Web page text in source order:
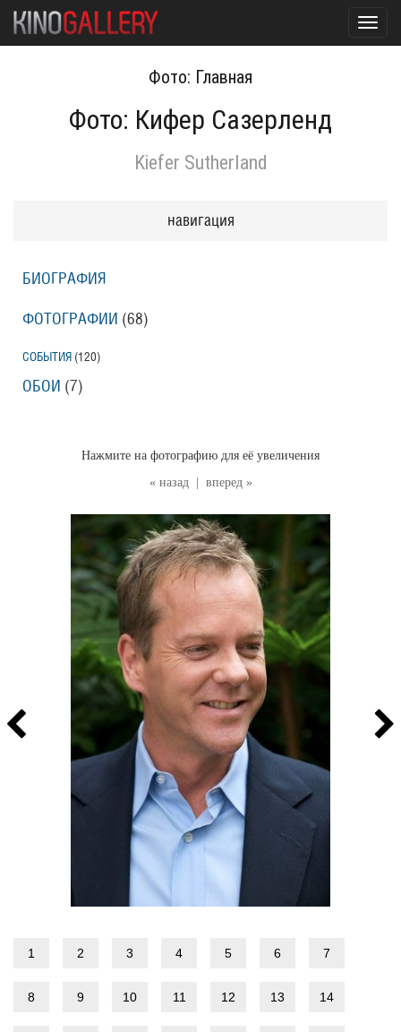
Фото: Главная
Фото: Кифер Сазерленд
Kiefer Sutherland
« назад вперед »
Нажмите на фотографию для её увеличения
1 2 3 4 5 6 7
8 9 10 11 12 13 14
навигация
БИОГРАФИЯ
ФОТОГРАФИИ (68)
СОБЫТИЯ (120)
ОБОИ (7)